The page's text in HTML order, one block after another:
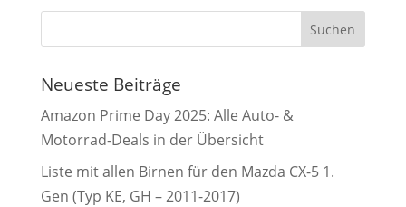
Neueste Beiträge
Amazon Prime Day 2025: Alle Auto- &
Motorrad-Deals in der Übersicht
Liste mit allen Birnen für den Mazda CX-5 1.
Gen (Typ KE, GH – 2011-2017)